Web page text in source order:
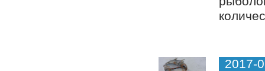
2017-